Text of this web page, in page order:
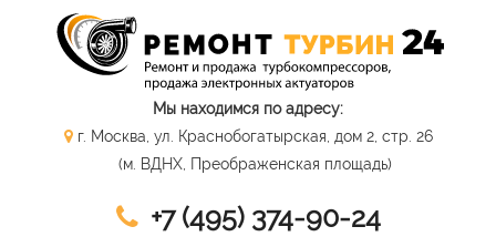
Мы находимся по адресу:
г. Москва, ул. Краснобогатырская, дом 2, стр. 26
(м. ВДНХ, Преображенская площадь)
+7 (495) 374-90-24